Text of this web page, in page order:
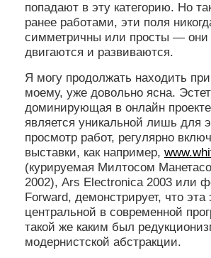
попадают в эту категорию. Но
ранее работами, эти поля
симметричны или просты — они
двигаются и развиваются.
Я могу продолжать находить
моему, уже довольно ясна.
доминирующая в онлайн
является уникальной лишь для
просмотр работ, регулярно
выставки, как например,
(курируемая Милтосом
2002), Ars Electronica 2003 или
Forward, демонстрирует, что эта
центральной в современной
такой же каким был
модернистской абстракции.